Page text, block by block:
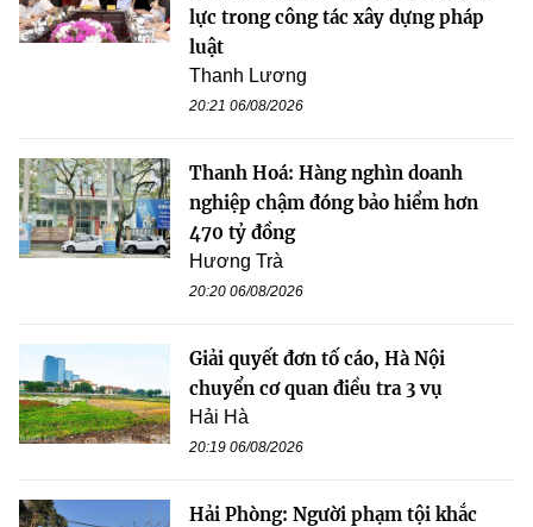
lực trong công tác xây dựng pháp
luật
Thanh Lương
20:21 06/08/2026
Thanh Hoá: Hàng nghìn doanh
nghiệp chậm đóng bảo hiểm hơn
470 tỷ đồng
Hương Trà
20:20 06/08/2026
Giải quyết đơn tố cáo, Hà Nội
chuyển cơ quan điều tra 3 vụ
Hải Hà
20:19 06/08/2026
Hải Phòng: Người phạm tội khắc